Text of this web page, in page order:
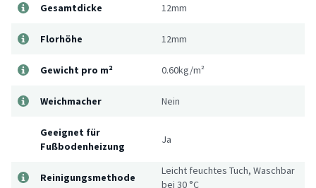
Gesamtdicke 12mm
Florhöhe 12mm
Gewicht pro m² 0.60kg/m²
Weichmacher Nein
Geeignet für
Fußbodenheizung
Ja
Reinigungsmethode
Leicht feuchtes Tuch, Waschbar
bei 30 °C